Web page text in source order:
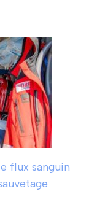
flux sanguin